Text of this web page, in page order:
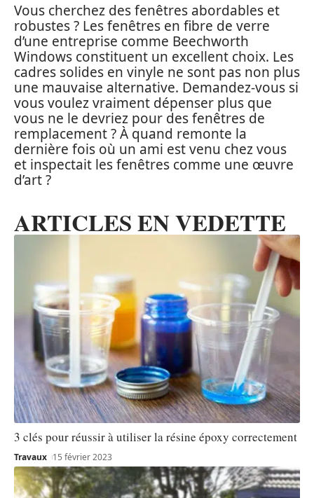
Vous cherchez des fenêtres abordables et
robustes ? Les fenêtres en fibre de verre
d’une entreprise comme Beechworth
Windows constituent un excellent choix. Les
cadres solides en vinyle ne sont pas non plus
une mauvaise alternative. Demandez-vous si
vous voulez vraiment dépenser plus que
vous ne le devriez pour des fenêtres de
remplacement ? À quand remonte la
dernière fois où un ami est venu chez vous
et inspectait les fenêtres comme une œuvre
d’art ?
ARTICLES EN VEDETTE
3 clés pour réussir à utiliser la résine époxy correctement
Travaux 15 février 2023